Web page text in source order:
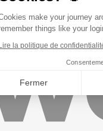
de
make your journey
things like your
la politique de
Fermer
ESG de leurs